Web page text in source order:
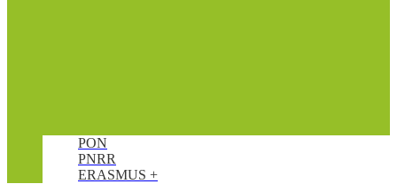
PON
PNRR
ERASMUS +